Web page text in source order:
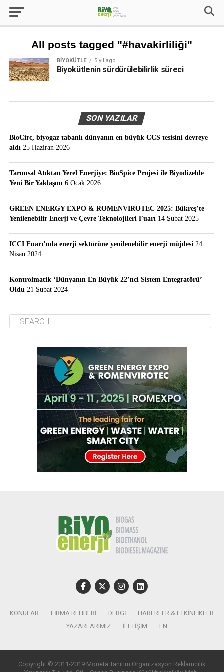
All posts tagged "#havakirliliği"
BIYOKÜTLE 5 yıl ago
Biyokütlenin sürdürülebilirlik süreci
SON YAZILAR
BioCirc, biyogaz tabanlı dünyanın en büyük CCS tesisini devreye
aldı 25 Haziran 2026
Tarımsal Atıktan Yerel Enerjiye: BioSpice Projesi ile Biyodizelde
Yeni Bir Yaklaşım 6 Ocak 2026
GREEN ENERGY EXPO & ROMENVIROTEC 2025: Bükreş’te
Yenilenebilir Enerji ve Çevre Teknolojileri Fuarı 14 Şubat 2025
ICCI Fuarı’nda enerji sektörüne yenilenebilir enerji müjdesi 24
Nisan 2024
Kontrolmatik ‘Dünyanın En Büyük 22’nci Sistem Entegratörü’
Oldu 21 Şubat 2024
KONULAR FIRMA REHBERI DERGI
HABERLER & ETKINLIKLER
YAZARLARIMIZ
İLETIŞIM EN
Copyright © 2011-2019 Moneta Tanıtım Organizasyon Reklamcılık